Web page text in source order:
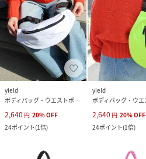
yield
ボディバッグ・ウエストポーチ
2,640 円 20%OFF
24ポイント(1倍)
yield
2,640 円 20%OFF
24ポイント(1倍)